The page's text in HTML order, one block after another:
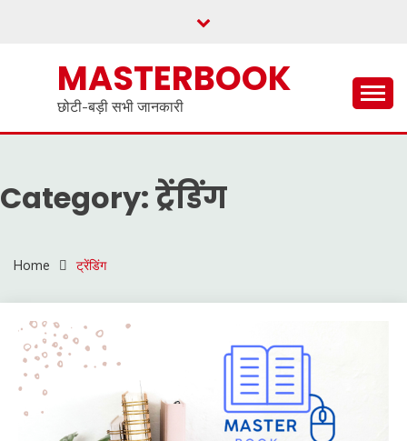
MASTERBOOK
छोटी-बड़ी सभी जानकारी
Category:ट्रेंडिंग
Home ट्रेंडिंग